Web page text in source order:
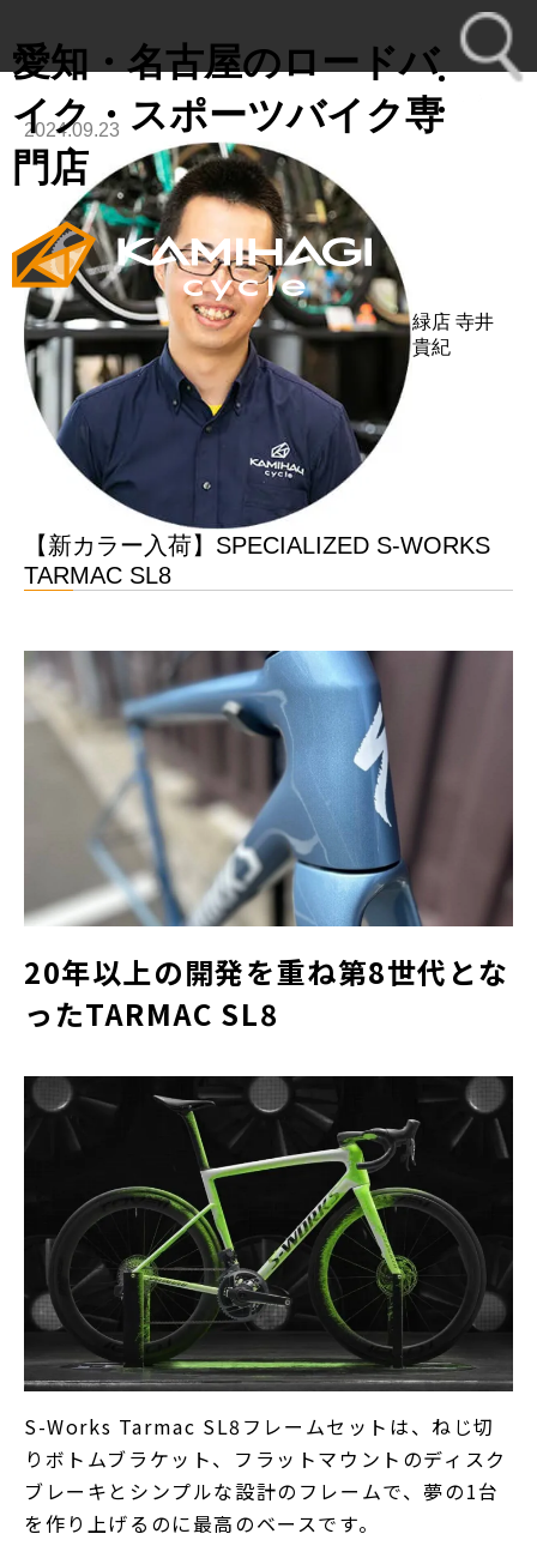
愛知・名古屋のロードバ
イク・スポーツバイク専
門店
2024.09.23
緑店 寺井
貴紀
【新カラー入荷】SPECIALIZED S-WORKS
TARMAC SL8
20年以上の開発を重ね第8世代とな
ったTARMAC SL8
S-Works Tarmac SL8フレームセットは、ねじ切
りボトムブラケット、フラットマウントのディスク
ブレーキとシンプルな設計のフレームで、夢の1台
を作り上げるのに最高のベースです。